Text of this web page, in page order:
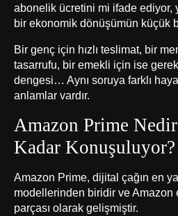
abonelik ücretini mi ifade ediyor,
bir ekonomik dönüşümün küçük
Bir genç için hızlı teslimat, bir
tasarrufu, bir emekli için ise
dengesi… Aynı soruya farklı
anlamlar vardır.
Amazon Prime
Kadar Konuşuluyor?
Amazon Prime, dijital çağın en
modellerinden biridir ve Amazon
parçası olarak gelişmiştir.